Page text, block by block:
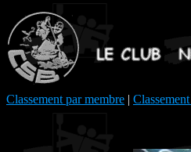
Classement par membre |